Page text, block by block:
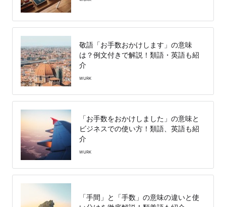
敬語「お手数おかけします」の意味
は？例文付きで解説！類語・英語も紹
介
WURK
「お手数をおかけしました」の意味と
ビジネスでの使い方！類語、英語も紹
介
WURK
「手間」と「手数」の意味の違いと使